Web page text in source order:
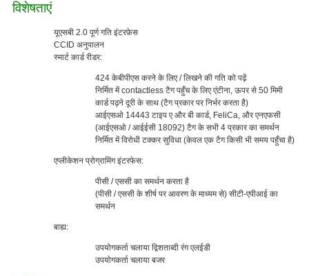
विशेषताएं
यूएसबी 2.0 पूर्ण गति इंटरफ़ेस
CCID अनुपालन
स्मार्ट कार्ड रीडर:
424 केबीपीएस करने के लिए / लिखने की गति को पढ़ें
निर्मित में contactless टैग पहुँच के लिए एंटीना, ऊपर से 50 मिमी
कार्ड पढ़ने दूरी के साथ (टैग प्रकार पर निर्भर करता है)
आईएसओ 14443 टाइप ए और बी कार्ड, FeliCa, और एनएफसी
(आईएसओ / आईईसी 18092) टैग के सभी 4 प्रकार का समर्थन
निर्मित में विरोधी टक्कर सुविधा (केवल एक टैग किसी भी समय पहुँचा है)
एप्लीकेशन प्रोग्रामिंग इंटरफेस:
पीसी / एससी का समर्थन करता है
(पीसी / एससी के शीर्ष पर आवरण के माध्यम से) सीटी-एपीआई का
समर्थन
बाह्य:
उपयोगकर्ता चलाया द्विशताब्दी रंग एलईडी
उपयोगकर्ता चलाया बजर